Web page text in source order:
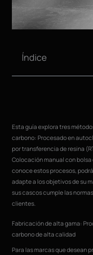
Índice
Esta guía explora tres
carbono: Procesado en
por transferencia de resina
Colocación manual con
conoce estos procesos,
adapte a los objetivos de su
sus cascos cumple las
clientes.
Fabricación de alta gama:
carbono de alta calidad
Para las marcas que desean